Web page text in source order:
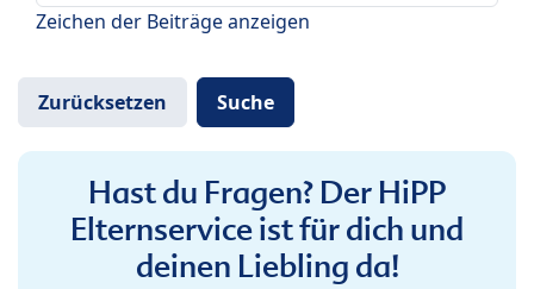
Zeichen der Beiträge anzeigen
Hast du Fragen? Der HiPP
Elternservice ist für dich und
deinen Liebling da!